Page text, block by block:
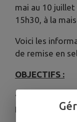
mai au 10
15h30, à la
Voici les
de remise en
OBJECTIFS :
• Retrouver
peur de la chute